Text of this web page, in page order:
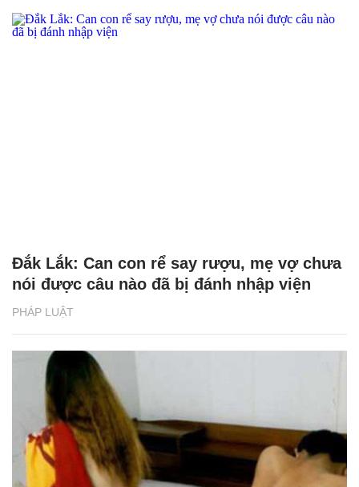
PHÁP LUẬT
Đắk Lắk: Can con rể say rượu, mẹ vợ chưa
nói được câu nào đã bị đánh nhập viện